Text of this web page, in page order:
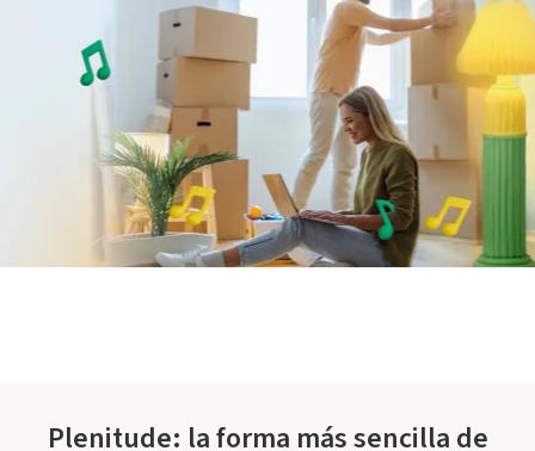
Plenitude: la forma más sencilla de